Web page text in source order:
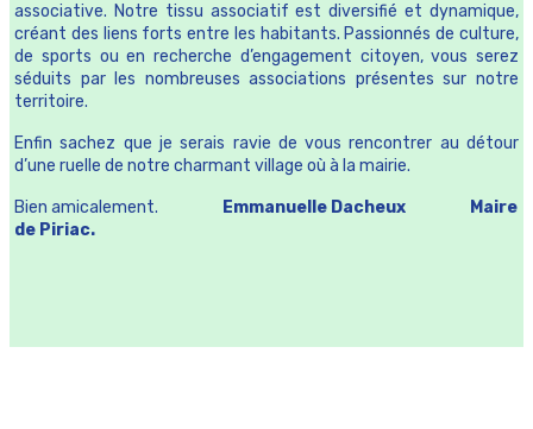
associative. Notre tissu associatif est diversifié et dynamique,
créant des liens forts entre les habitants. Passionnés de culture,
de sports ou en recherche d’engagement citoyen, vous serez
séduits par les nombreuses associations présentes sur notre
territoire.
Enfin sachez que je serais ravie de vous rencontrer au détour
d’une ruelle de notre charmant village où à la mairie.
Bien amicalement. Emmanuelle Dacheux
Maire
de Piriac.